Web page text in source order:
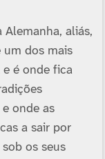
Alemanha, aliás,
um dos mais
e é onde fica
onde as
a sair por
os seus